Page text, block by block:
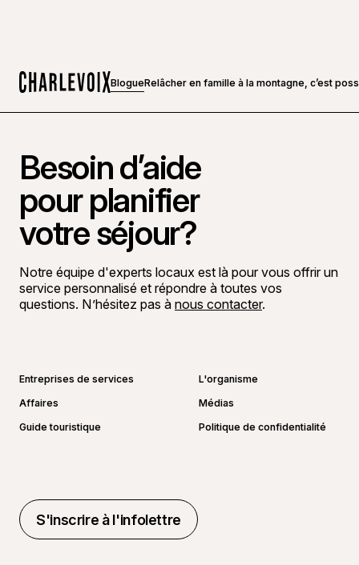
BlogueRelâcher en famille à la montagne, c’est
Besoin d’aide
pour planifier
votre séjour?
Notre équipe d'experts locaux est là pour vous offrir un
service personnalisé et répondre à toutes vos
questions. N’hésitez pas à nous contacter.
Entreprises de services
L'organisme
Affaires
Médias
Guide touristique
Politique de confidentialité
S'inscrire à l'infolettre
S'inscrire à l'infolettre